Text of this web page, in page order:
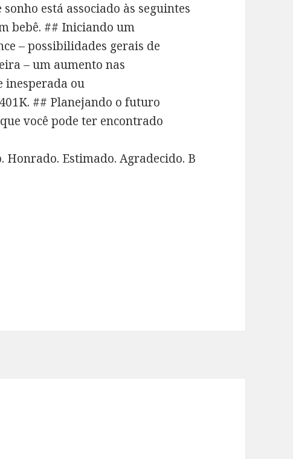
está associado às seguintes
bebê. ## Iniciando um
– possibilidades gerais de
– um aumento nas
inesperada ou
## Planejando o futuro
você pode ter encontrado
Estimado. Agradecido. B